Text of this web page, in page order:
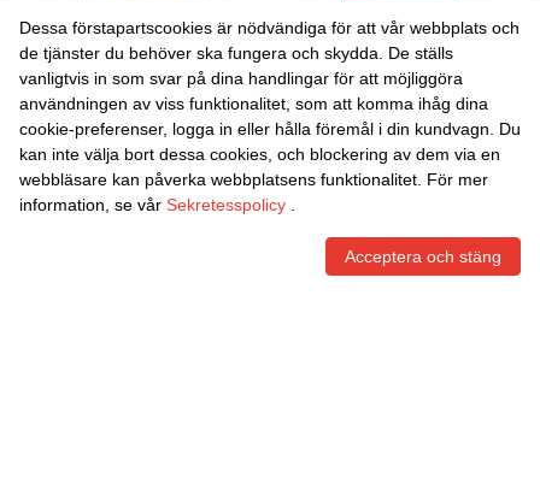
Danxen Kvinnor Marocko
Sabah Seghir #13 Vit Guld
Röd Bortatröja Matchtröjor
26-28 Tröjor T-Tröja
465,59Skr
Danxen Kvinnor Marocko
Soulaiman Monadi #2 Röd
Grön Vit Hemmatröja
Matchtröjor 26-28 Tröjor T-
465,59Skr
Dessa förstapartscookies är nödvändiga för att vår webbplats och
de tjänster du behöver ska fungera och skydda. De ställs
vanligtvis in som svar på dina handlingar för att möjliggöra
användningen av viss funktionalitet, som att komma ihåg dina
cookie-preferenser, logga in eller hålla föremål i din kundvagn. Du
kan inte välja bort dessa cookies, och blockering av dem via en
webbläsare kan påverka webbplatsens funktionalitet. För mer
information, se vår Sekretesspolicy
Acceptera och stäng